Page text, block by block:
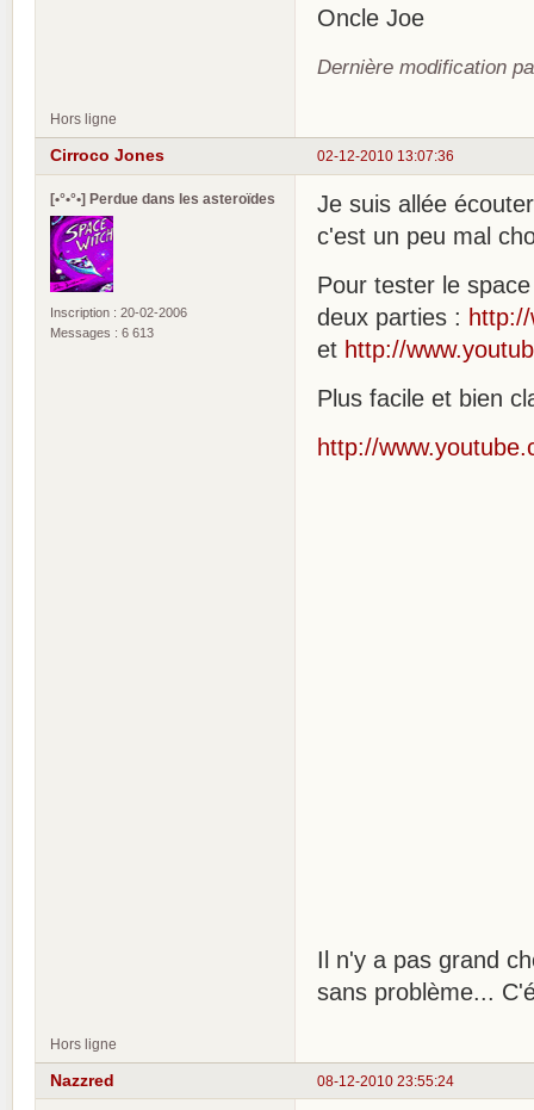
Oncle Joe
Dernière modification
Hors ligne
02-12-2010 13:07:36
Cirroco Jones
[•°•°•] Perdue dans les asteroïdes
Inscription : 20-02-2006
Messages : 6 613
Je suis allée
c'est un peu mal
Pour tester le
deux parties :
et http://
Plus facile et bien
http://
Il n'y a pas grand
sans problème...
Hors ligne
08-12-2010 23:55:24
Nazzred